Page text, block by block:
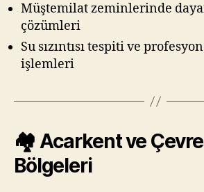
Müştemilat zeminlerinde
çözümleri
Su sızıntısı tespiti ve
işlemleri
🏘️ Acarkent ve
Bölgeleri